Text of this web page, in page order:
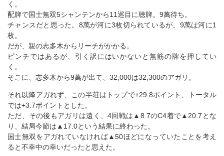
く。
配牌で国士無双5シャンテンから11巡目に聴牌。9萬待ち。
チャンスだと思った。8萬が河に3枚切られているが、9萬は河に1
枚。
だが、親の志多木からリーチがかかる。
ピンチではあるが、引く訳にはいかないと無筋の牌を押してい
く。
そこに、志多木から9萬が出て、32,000は32,300のアガリ。
それ以降アガれず、この半荘はトップで+29.8ポイント、トータル
では+3.7ポイントとした。
ただ、その後もアガリは遠く、4回戦は▲8.7のC4着で▲20.7とな
り、結局今節は▲17.0という結果に終わった。
国士無双をアガれていなければ▲50ほどになっていたことを考え
ると不幸中の幸いだったと思えた。